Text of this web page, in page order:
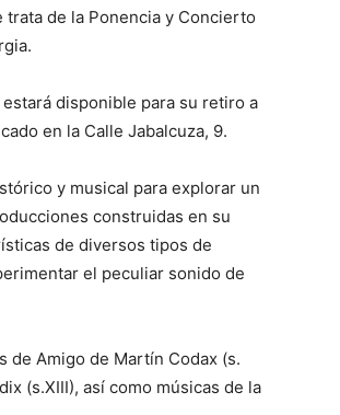
de la Ponencia y Concierto
disponible para su retiro a
en la Calle Jabalcuza, 9.
y musical para explorar un
construidas en su
de diversos tipos de
el peculiar sonido de
de Amigo de Martín Codax (s.
(s.XIII), así como músicas de la